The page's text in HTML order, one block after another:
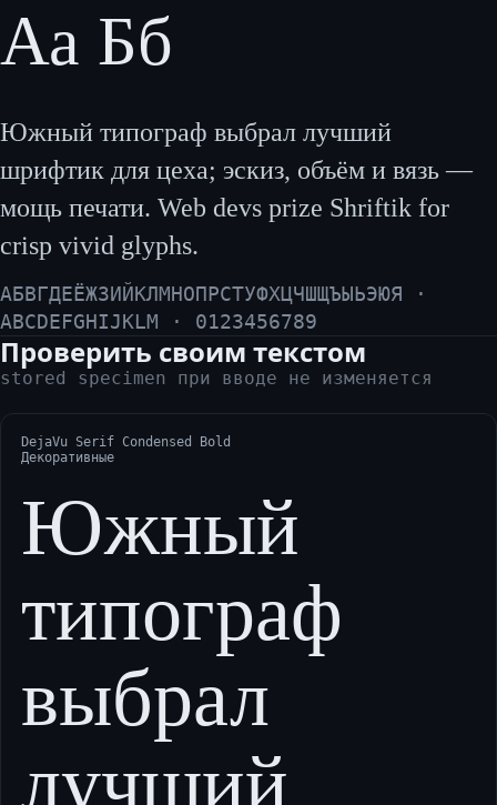
Аа Бб
Южный типограф выбрал лучший
шрифтик для цеха; эскиз, объём и вязь —
мощь печати. Web devs prize Shriftik for
crisp vivid glyphs.
АБВГДЕЁЖЗИЙКЛМНОПРСТУФХЦЧШЩЪЫЬЭЮЯ ·
ABCDEFGHIJKLM · 0123456789
Проверить своим текстом
stored specimen при вводе не изменяется
DejaVu Serif Condensed Bold
Декоративные
Южный
типограф
выбрал
лучший